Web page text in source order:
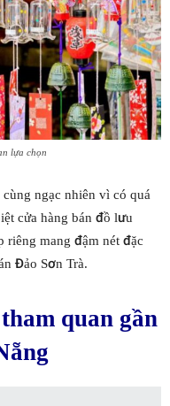
lựa chọn
ngạc nhiên vì có quá
cửa hàng bán đồ lưu
riêng mang đậm nét đặc
Đảo Sơn Trà.
quan gần